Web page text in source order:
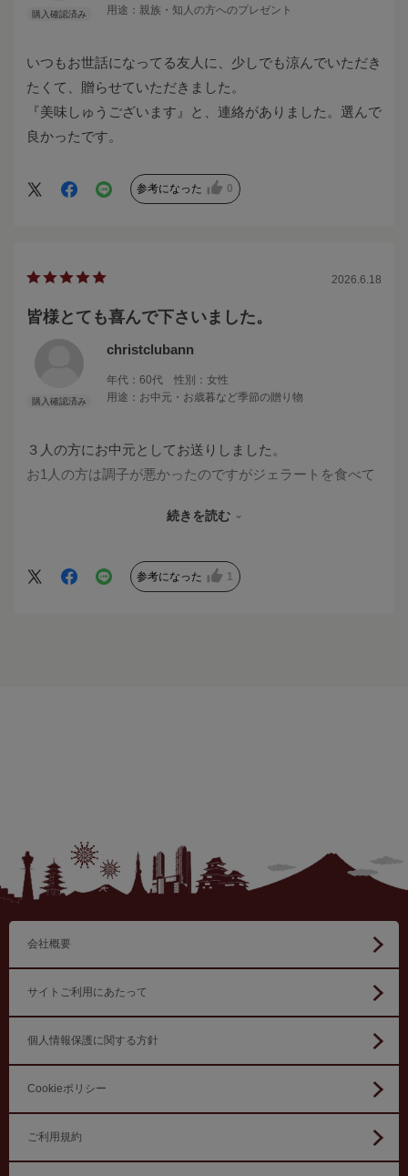
用途： 親族・知人の方へのプレゼント
いつもお世話になってる友人に、少しでも涼んでいただき
たくて、贈らせていただきました。
『美味しゅうございます』と、連絡がありました。選んで
良かったです。
参考になった 0
2026.6.18
皆様とても喜んで下さいました。
christclubann
年代： 60代 性別： 女性
用途： お中元・お歳暮など季節の贈り物
３人の方にお中元としてお送りしました。
お1人の方は調子が悪かったのですがジェラートを食べて
の方はご家族で召し上がって下さった様で凄く美味しかっ
たとお葉書下さいました。
皆様とても喜んで下さいました。
続きを読む
参考になった 1
会社概要
サイトご利用にあたって
個人情報保護に関する方針
Cookieポリシー
ご利用規約